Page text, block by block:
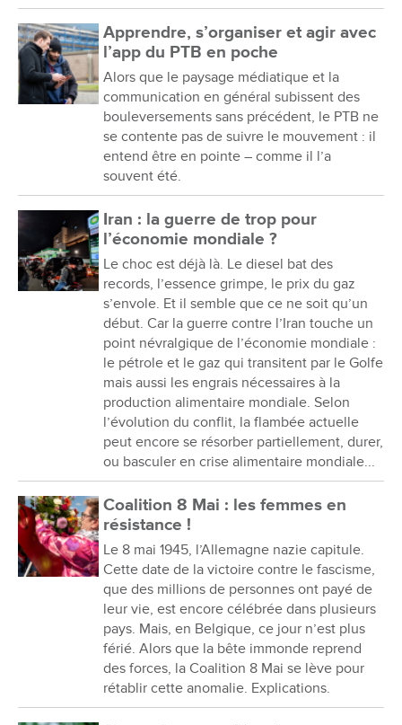
Apprendre, s’organiser et agir avec
l’app du PTB en poche
Alors que le paysage médiatique et la
communication en général subissent des
bouleversements sans précédent, le PTB ne
se contente pas de suivre le mouvement : il
entend être en pointe – comme il l’a
souvent été.
Iran : la guerre de trop pour
l’économie mondiale ?
Le choc est déjà là. Le diesel bat des
records, l’essence grimpe, le prix du gaz
s’envole. Et il semble que ce ne soit qu’un
début. Car la guerre contre l’Iran touche un
point névralgique de l’économie mondiale :
le pétrole et le gaz qui transitent par le Golfe
mais aussi les engrais nécessaires à la
production alimentaire mondiale. Selon
l’évolution du conflit, la flambée actuelle
peut encore se résorber partiellement, durer,
ou basculer en crise alimentaire mondiale...
Coalition 8 Mai : les femmes en
résistance !
Le 8 mai 1945, l’Allemagne nazie capitule.
Cette date de la victoire contre le fascisme,
que des millions de personnes ont payé de
leur vie, est encore célébrée dans plusieurs
pays. Mais, en Belgique, ce jour n’est plus
férié. Alors que la bête immonde reprend
des forces, la Coalition 8 Mai se lève pour
rétablir cette anomalie. Explications.